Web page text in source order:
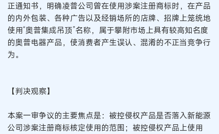
正通知书，明确凌普公司曾在使用涉案注册商标时，在产品
的内外包装、各种广告以及经销场所的店牌、招牌上笼统地
使用“奥普集成吊顶”名称，属于攀附市场上具有较高知名度
的奥普电器产品，使消费者产生误认、混淆的不正当竞争行
为。
【判决观察】
本案一审争议的主要焦点是：被控侵权产品是否落入新能源
公司涉案注册商标核定使用的范围；被控侵权产品上使用